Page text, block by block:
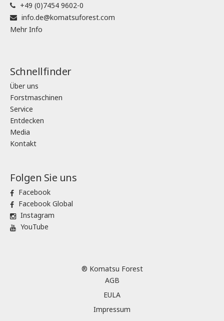
+49 (0)7454 9602-0
info.de@komatsuforest.com
Mehr Info
Schnellfinder
Über uns
Forstmaschinen
Service
Entdecken
Media
Kontakt
Folgen Sie uns
Facebook
Facebook Global
Instagram
YouTube
® Komatsu Forest
AGB
EULA
Impressum